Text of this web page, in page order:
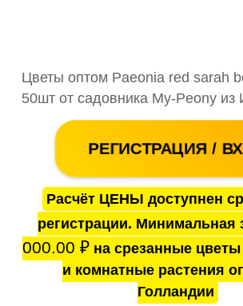
Цветы оптом Paeonia red sarah
50шт от садовника My-Peony из
РЕГИСТРАЦИЯ /
Расчёт ЦЕНЫ доступнен
регистрации. Минимальная
000.00 ₽на срезанные цветы
и комнатные растения
Голландии